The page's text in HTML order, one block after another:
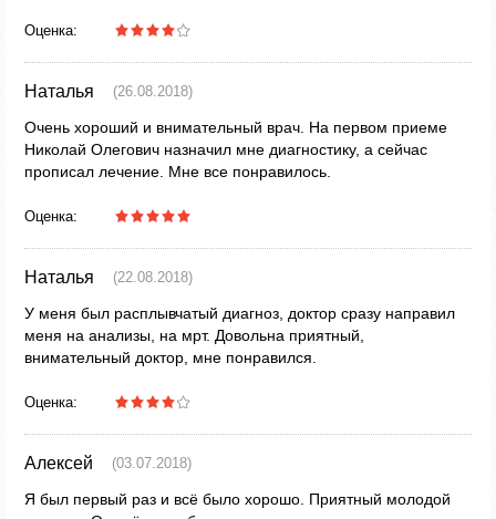
Оценка:
Наталья (26.08.2018)
Очень хороший и внимательный врач. На первом приеме
Николай Олегович назначил мне диагностику, а сейчас
прописал лечение. Мне все понравилось.
Оценка:
Наталья (22.08.2018)
У меня был расплывчатый диагноз, доктор сразу направил
меня на анализы, на мрт. Довольна приятный,
внимательный доктор, мне понравился.
Оценка:
Алексей (03.07.2018)
Я был первый раз и всё было хорошо. Приятный молодой